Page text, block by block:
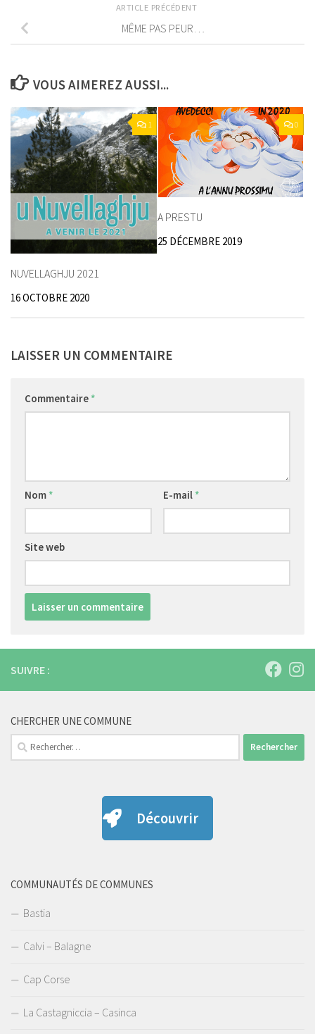
ARTICLE PRÉCÉDENT
MÊME PAS PEUR…
VOUS AIMEREZ AUSSI...
1
NUVELLAGHJU 2021
16 OCTOBRE 2020
0
A PRESTU
25 DÉCEMBRE 2019
LAISSER UN COMMENTAIRE
Commentaire *
Nom * E-mail *
Site web
SUIVRE :
CHERCHER UNE COMMUNE
Rechercher :
Découvrir
COMMUNAUTÉS DE COMMUNES
Bastia
Calvi – Balagne
Cap Corse
La Castagniccia – Casinca